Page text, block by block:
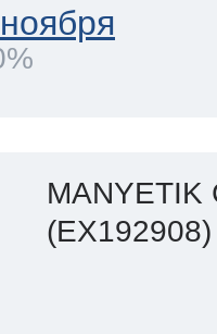
MANYETIK
(EX192908)